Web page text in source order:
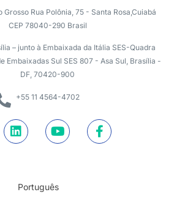
Grosso Rua Polônia, 75 - Santa Rosa,Cuiabá
CEP 78040-290 Brasil
– junto à Embaixada da Itália SES-Quadra
Embaixadas Sul SES 807 - Asa Sul, Brasília -
DF, 70420-900
+55 11 4564-4702
Português